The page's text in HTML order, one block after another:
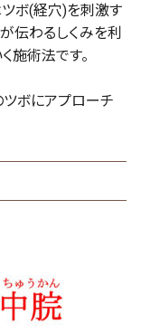
ツボ(経穴)を刺激す
伝わるしくみを利
施術法です。
ボにアプローチ